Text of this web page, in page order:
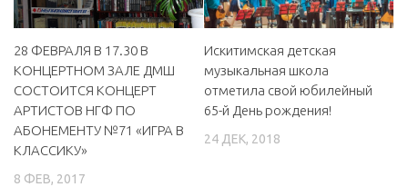
28 ФЕВРАЛЯ В 17.30 В
КОНЦЕРТНОМ ЗАЛЕ ДМШ
СОСТОИТСЯ КОНЦЕРТ
АРТИСТОВ НГФ ПО
АБОНЕМЕНТУ №71 «ИГРА В
КЛАССИКУ»
8 ФЕВ, 2017
Искитимская детская
музыкальная школа
отметила свой юбилейный
65-й День рождения!
24 ДЕК, 2018